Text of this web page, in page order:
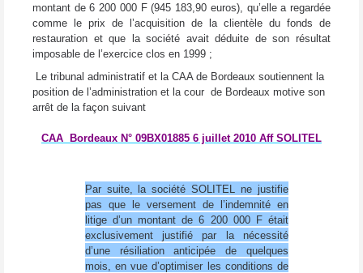
montant de 6 200 000 F (945 183,90 euros), qu’elle a regardée
comme le prix de l’acquisition de la clientèle du fonds de
restauration et que la société avait déduite de son résultat
imposable de l’exercice clos en 1999 ;
Le tribunal administratif et la CAA de Bordeaux soutiennent la
position de l’administration et la cour de Bordeaux motive son
arrêt de la façon suivant
CAA Bordeaux N° 09BX01885 6 juillet 2010 Aff SOLITEL
Par suite, la société SOLITEL ne justifie
pas que le versement de l’indemnité en
litige d’un montant de 6 200 000 F était
exclusivement justifié par la nécessité
d’une résiliation anticipée de quelques
mois, en vue d’optimiser les conditions de